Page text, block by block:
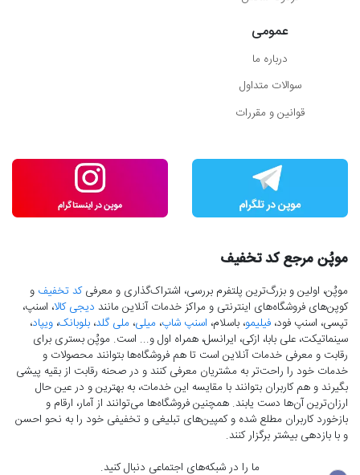
عمومی
درباره ما
سوالات متداول
قوانین و مقررات
موپُن مرجع کد تخفیف
موپُن، اولین و بزرگ‌ترین پلتفرم بررسی، اشتراک‌گذاری و معرفیکد تخفیف و
کوپن‌های فروشگاه‌های اینترنتی و مراکز خدمات آنلاین مانند دیجی کالا، اسنپ،
تپسی، اسنپ فود، فیلیمو، باسلام، اسنپ شاپ، میلی، ملی گلد، بلوبانک، ویپاد،
سینماتیکت، علی بابا، ازکی، ایرانسل، همراه اول و... است. موپُن بستری برای
رقابت و معرفی خدمات آنلاین است تا هم فروشگاه‌ها بتوانند محصولات و
خدمات خود را راحت‌تر به مشتریان معرفی کنند و در صحنه رقابت از بقیه پیشی
بگیرند و هم کاربران بتوانند با مقایسه این خدمات، به بهترین و در عین حال
ارزان‌ترین آن‌ها دست‌ یابند. همچنین فروشگاه‌ها می‌توانند از آمار، ارقام و
بازخورد کاربران مطلع شده و کمپین‌های تبلیغی و تخفیفی خود را به نحو احسن
و با بازدهی بیشتر برگزار کنند.
ما را در شبکه‌های اجتماعی دنبال کنید.